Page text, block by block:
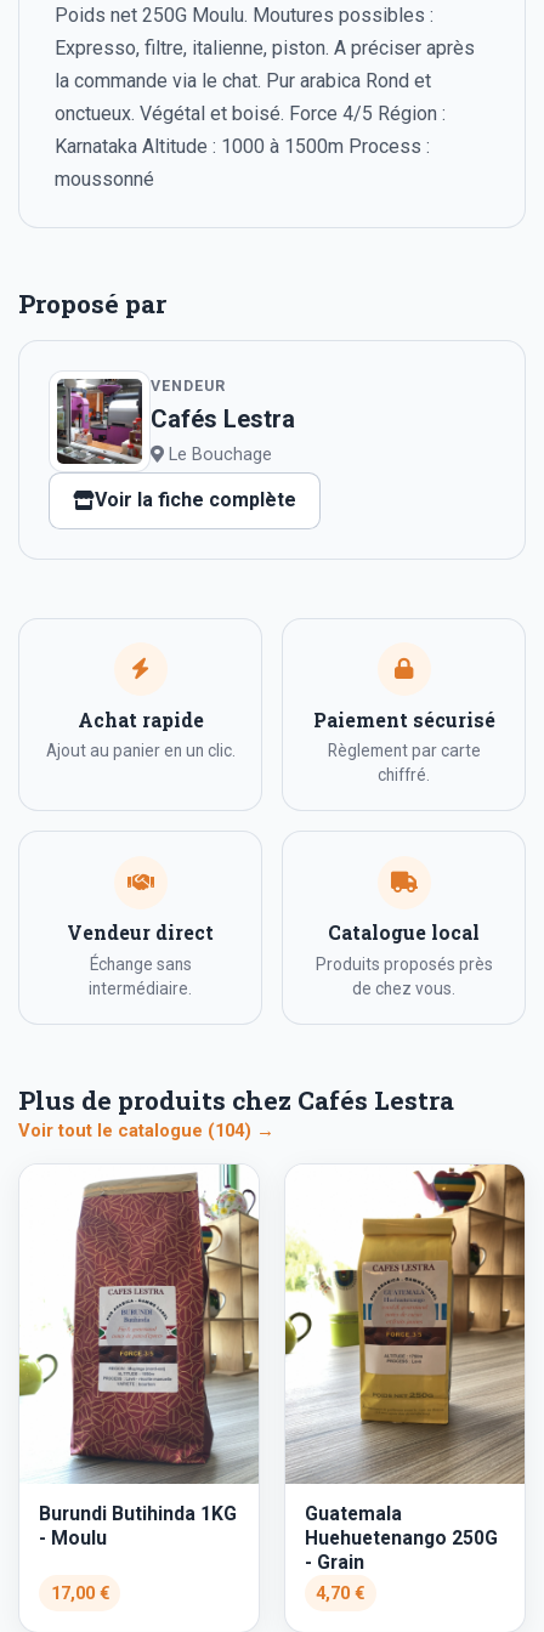
Poids net 250G Moulu. Moutures possibles :
Expresso, filtre, italienne, piston. A préciser après
la commande via le chat. Pur arabica Rond et
onctueux. Végétal et boisé. Force 4/5 Région :
Karnataka Altitude : 1000 à 1500m Process :
moussonné
Proposé par
VENDEUR
Cafés Lestra
Le Bouchage
Voir la fiche complète
Achat rapide
Ajout au panier en un clic.
Paiement sécurisé
Règlement par carte
chiffré.
Vendeur direct
Échange sans
intermédiaire.
Catalogue local
Produits proposés près
de chez vous.
Plus de produits chez Cafés Lestra
Voir tout le catalogue (104) →
Burundi Butihinda 1KG
- Moulu
17,00 €
Guatemala
Huehuetenango 250G
- Grain
4,70 €